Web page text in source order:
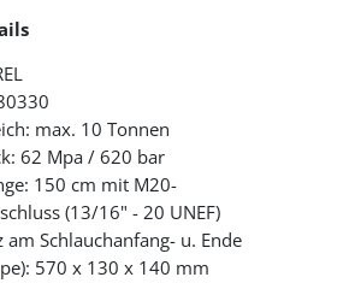
max. 10 Tonnen
62 Mpa / 620 bar
150 cm mit M20-
(13/16" - 20 UNEF)
am Schlauchanfang- u. Ende
570 x 130 x 140 mm